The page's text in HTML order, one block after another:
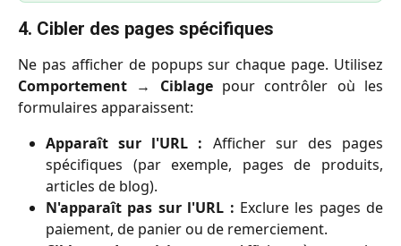
4. Cibler des pages spécifiques
Ne pas afficher de popups sur chaque page. Utilisez
Comportement → Ciblagepour contrôler où les
formulaires apparaissent:
Apparaît sur l'URL : Afficher sur des pages
spécifiques (par exemple, pages de produits,
articles de blog).
N'apparaît pas sur l'URL : Exclure les pages de
paiement, de panier ou de remerciement.